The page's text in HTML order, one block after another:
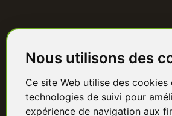
Nous utilisons des
Ce site Web utilise des cookies
technologies de suivi pour
expérience de navigation aux
Terrasse bois
Bardage bois
Charpente & ossature